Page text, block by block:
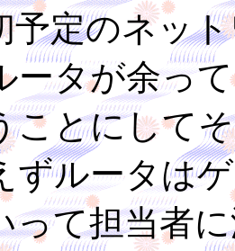
予定のネッ
ータが余っ
ことにして
ずルータは
って担当者